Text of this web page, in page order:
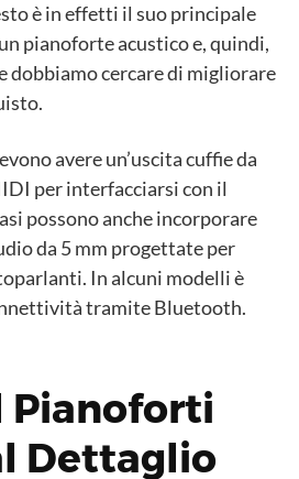
è in effetti il ​​suo principale
pianoforte acustico e, quindi,
dobbiamo cercare di migliorare
avere un’uscita cuffie da
per interfacciarsi con il
possono anche incorporare
da 5 mm progettate per
In alcuni modelli è
tramite Bluetooth.
Pianoforti
Dettaglio